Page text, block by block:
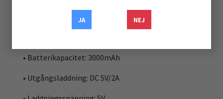
JA NEJ
• Batterikapacitet: 3000mAh
• Utgångsladdning: DC 5V/2A